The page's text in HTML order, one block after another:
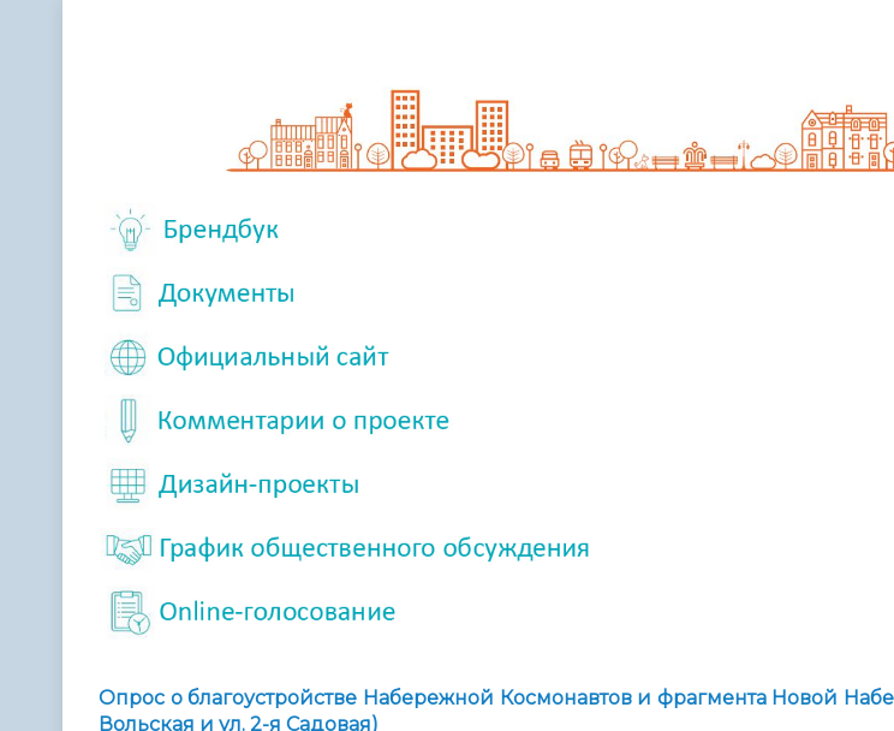
Опрос о благоустройстве Набережной Космонавтов и фрагмента Новой
Вольская и ул. 2-я Садовая)